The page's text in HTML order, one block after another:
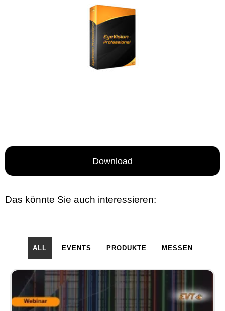
Download
Das könnte Sie auch interessieren:
ALL EVENTS PRODUKTE MESSEN